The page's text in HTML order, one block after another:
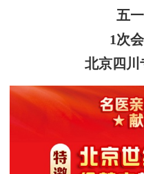
五
1次
北京四川